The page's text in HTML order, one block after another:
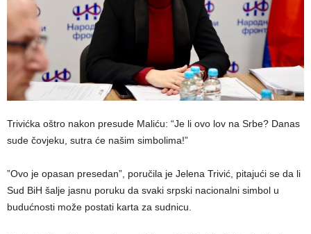
Trivićka oštro nakon presude Maliću: “Je li ovo lov na Srbe? Danas
sude čovjeku, sutra će našim simbolima!”
​”Ovo je opasan presedan”, poručila je Jelena Trivić, pitajući se da li
Sud BiH šalje jasnu poruku da svaki srpski nacionalni simbol u
budućnosti može postati karta za sudnicu.